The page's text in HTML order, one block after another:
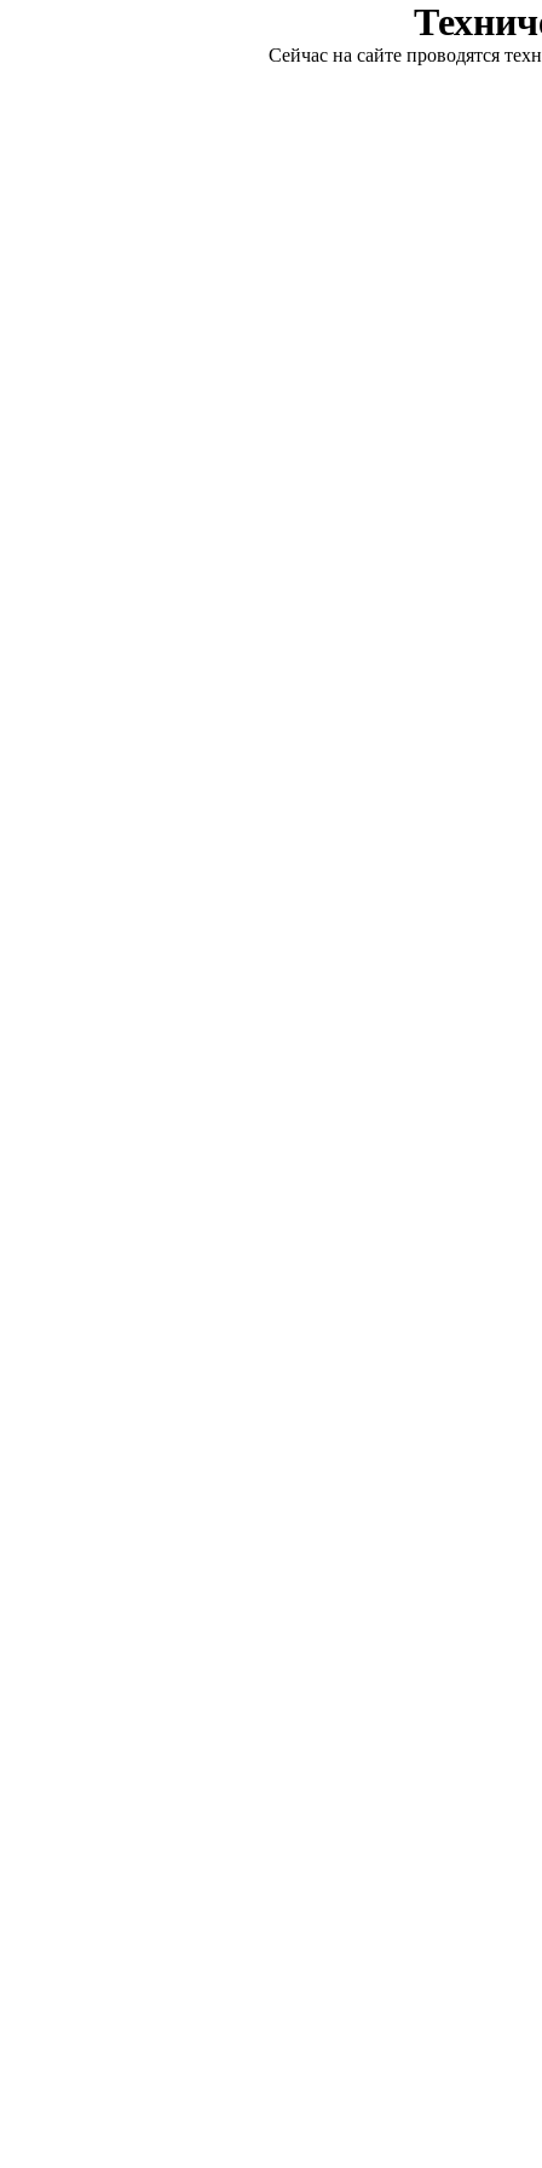
Сейчас на сайте проводятся